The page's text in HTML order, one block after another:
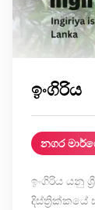
ඉංගිරිය
නගර
ඉංගිරිය යනු
දිස්ත්‍රික්කයේ